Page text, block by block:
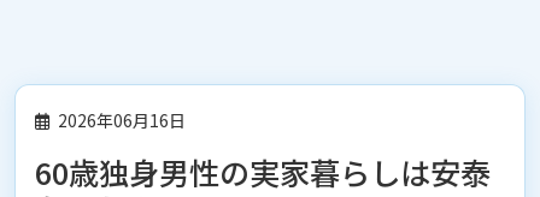
2026年06月16日
60歳独身男性の実家暮らしは安泰